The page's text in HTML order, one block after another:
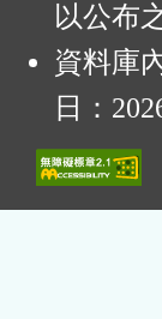
以公布
資料庫
日：